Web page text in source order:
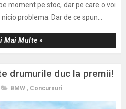
moment pe stoc, dar pe care o voi
problema. Dar de ce spun...
Mai Multe »
drumurile duc la premii!
BMW , Concursuri